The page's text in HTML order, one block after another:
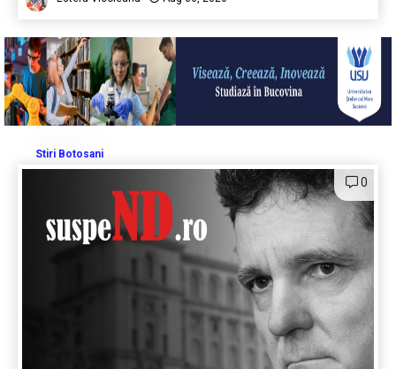
Stiri Botosani
0